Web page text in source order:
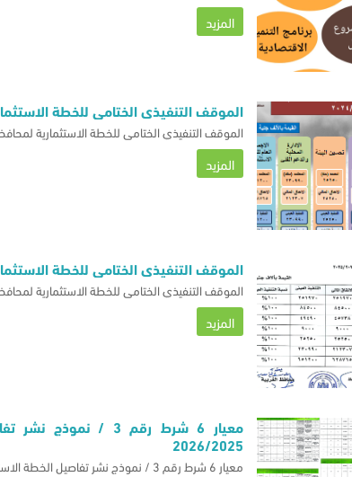
المزيد
الموقف التنفيذي الختامي للخطة الاستثمارية
الموقف التنفيذي الختامي للخطة الاستثمارية لمحافظة
المزيد
الموقف التنفيذي الختامي للخطة الاستثمارية
الموقف التنفيذي الختامي للخطة الاستثمارية لمحافظة
المزيد
معيار 6 شرط رقم 3 /
2026/2025
معيار 6 شرط رقم 3 / نموذج نشر تفاصيل الخطة الاستثمارية للديوان العام لعام 2026/2025